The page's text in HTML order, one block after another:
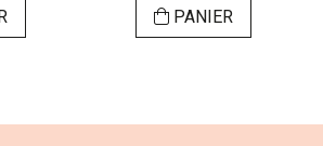
PANIER